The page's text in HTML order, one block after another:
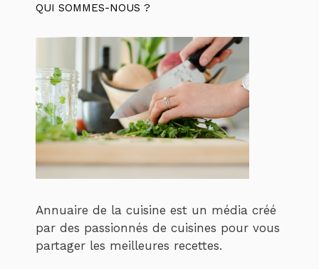
QUI SOMMES-NOUS ?
Annuaire de la cuisine est un média créé
par des passionnés de cuisines pour vous
partager les meilleures recettes.